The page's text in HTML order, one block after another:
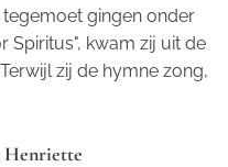
gingen onder
Spiritus", kwam zij uit de
zij de hymne zong,
Henriette